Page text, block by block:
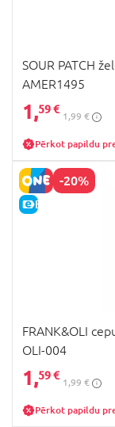
SOUR PATCH
AMER1495
1,59 €
1,99 €
Pērkot papildu
-20%
E-CENA
FRANK&OLI
OLI-004
1,59 €
1,99 €
Pērkot papildu